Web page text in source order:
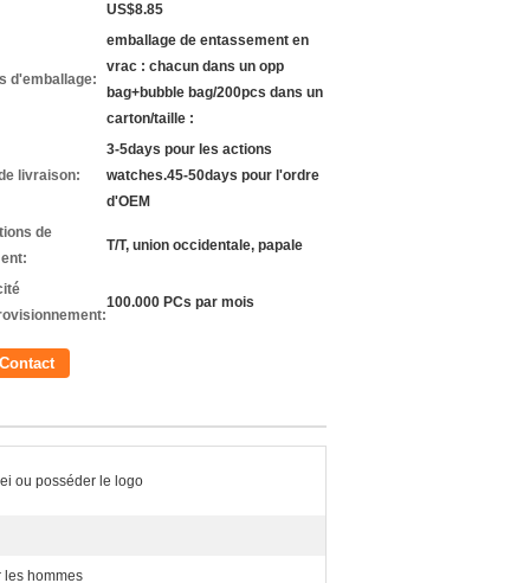
US$8.85
d'emballage:
emballage de entassement en
vrac : chacun dans un opp
bag+bubble bag/200pcs dans un
carton/taille :
livraison:
3-5days pour les actions
watches.45-50days pour l'ordre
d'OEM
de
T/T, union occidentale, papale
100.000 PCs par mois
Contact
ou posséder le logo
les hommes